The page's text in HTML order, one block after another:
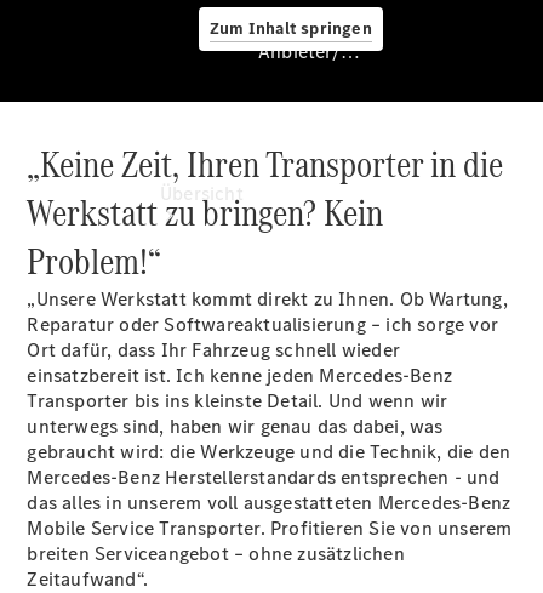
Zum Inhalt springen
Anbieter/Datenschutz
Übersicht
Startseite
Kontakt
Beratung
vereinbaren
Servicetermin
buchen
Anbieter/Datenschutz
„Keine Zeit, Ihren Transporter in die
Werkstatt zu bringen? Kein
Problem!“
„Unsere Werkstatt kommt direkt zu Ihnen. Ob Wartung,
Reparatur oder Softwareaktualisierung – ich sorge vor
Ort dafür, dass Ihr Fahrzeug schnell wieder
einsatzbereit ist. Ich kenne jeden Mercedes-Benz
Transporter bis ins kleinste Detail. Und wenn wir
unterwegs sind, haben wir genau das dabei, was
gebraucht wird: die Werkzeuge und die Technik, die den
Mercedes-Benz Herstellerstandards entsprechen - und
das alles in unserem voll ausgestatteten Mercedes-Benz
Mobile Service Transporter. Profitieren Sie von unserem
breiten Serviceangebot – ohne zusätzlichen
Zeitaufwand“.